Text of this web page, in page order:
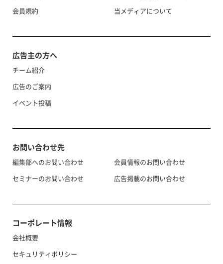
会員規約
当メディアについて
広告主の方へ
チーム紹介
広告のご案内
イベント投稿
お問い合わせ先
編集部へのお問い合わせ
セミナーのお問い合わせ
会員情報のお問い合わせ
広告掲載のお問い合わせ
コーポレート情報
会社概要
セキュリティポリシー